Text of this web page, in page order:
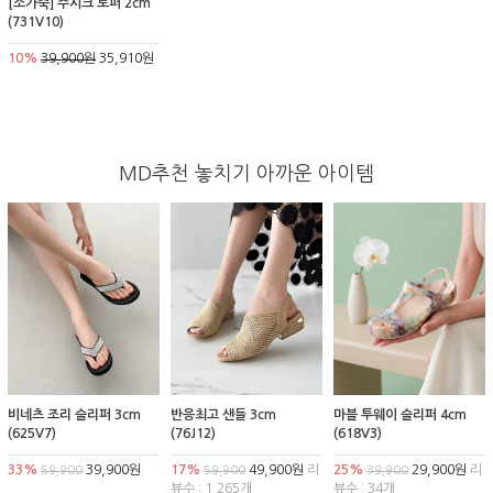
[소가죽] 주시크 로퍼 2cm
(731V10)
10% 39,900원 35,910원
MD추천 놓치기 아까운 아이템
비네츠 조리 슬리퍼 3cm
(625V7)
33% 59,900 39,900원
반응최고 샌들 3cm
(76J12)
17% 59,90049,900원 리
뷰수 : 1,265개
마블 투웨이 슬리퍼 4cm
(618V3)
25% 39,90029,900원 리
뷰수 : 34개